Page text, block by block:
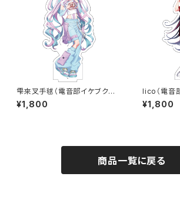
雫來叉手毬（電音部イケブクロ
エリア） ドム音部コラボアクリ
ルスタンド
¥1,800
lico（電音
ア） ドム
タンド
¥1,800
商品一覧に戻る